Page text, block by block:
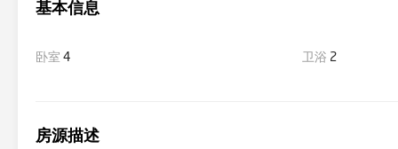
基本信息
卧室 4 卫浴 2
房源描述